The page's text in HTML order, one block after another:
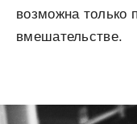
возможна только
вмешательстве.